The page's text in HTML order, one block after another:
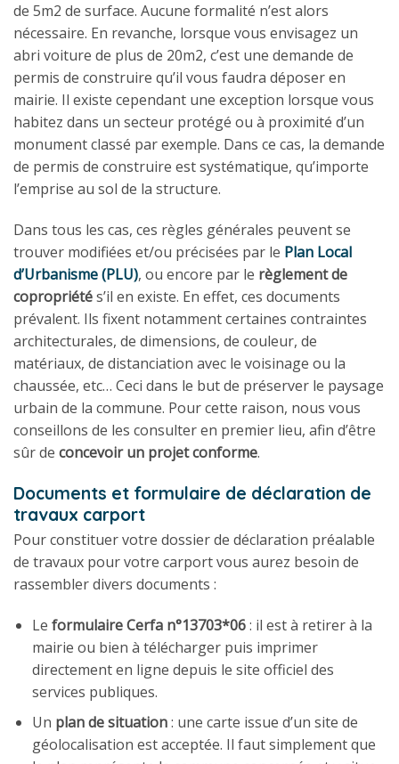
de 5m2 de surface. Aucune formalité n’est alors
nécessaire. En revanche, lorsque vous envisagez un
abri voiture de plus de 20m2, c’est une demande de
permis de construire qu’il vous faudra déposer en
mairie. Il existe cependant une exception lorsque vous
habitez dans un secteur protégé ou à proximité d’un
monument classé par exemple. Dans ce cas, la demande
de permis de construire est systématique, qu’importe
l’emprise au sol de la structure.
Dans tous les cas, ces règles générales peuvent se
trouver modifiées et/ou précisées par le Plan Local
d’Urbanisme (PLU), ou encore par le règlement de
copropriétés’il en existe. En effet, ces documents
prévalent. Ils fixent notamment certaines contraintes
architecturales, de dimensions, de couleur, de
matériaux, de distanciation avec le voisinage ou la
chaussée, etc… Ceci dans le but de préserver le paysage
urbain de la commune. Pour cette raison, nous vous
conseillons de les consulter en premier lieu, afin d’être
sûr de concevoir un projet conforme.
Documents et formulaire de déclaration de
travaux carport
Pour constituer votre dossier de déclaration préalable
de travaux pour votre carport vous aurez besoin de
rassembler divers documents :
Le formulaire Cerfa n°13703*06: il est à retirer à la
mairie ou bien à télécharger puis imprimer
directement en ligne depuis le site officiel des
services publiques.
Un plan de situation: une carte issue d’un site de
géolocalisation est acceptée. Il faut simplement que